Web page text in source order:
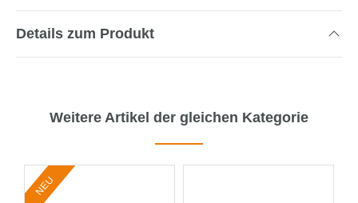
Details zum Produkt
Weitere Artikel der gleichen Kategorie
NEU